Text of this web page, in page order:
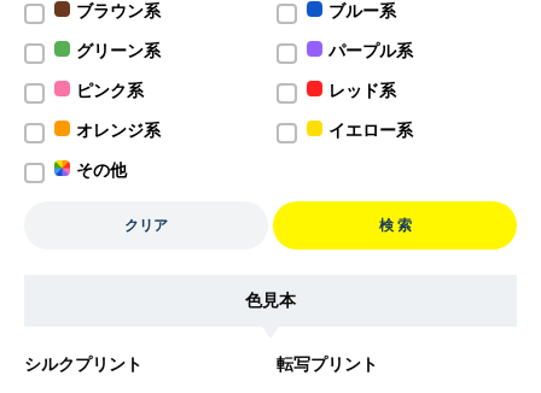
ブラウン系 ブルー系
グリーン系 パープル系
ピンク系 レッド系
オレンジ系 イエロー系
その他
クリア 検 索
色見本
シルクプリント 転写プリント